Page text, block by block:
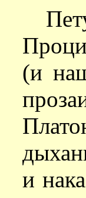
(и
и